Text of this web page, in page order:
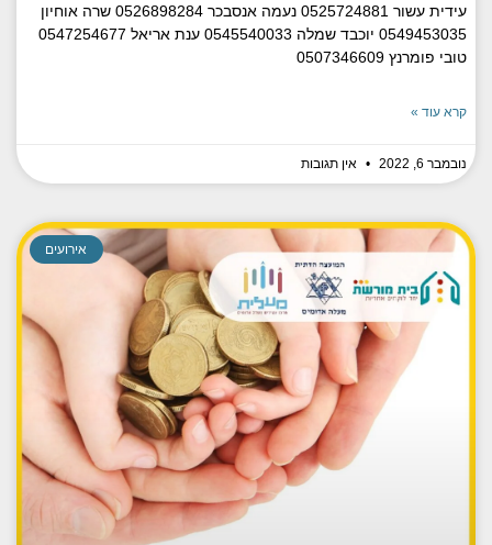
עידית עשור 0525724881 נעמה אנסבכר 0526898284 שרה אוחיון
0549453035 יוכבד שמלה 0545540033 ענת אריאל 0547254677
טובי פומרנץ 0507346609
קרא עוד »
נובמבר 6, 2022 אין תגובות
אירועים